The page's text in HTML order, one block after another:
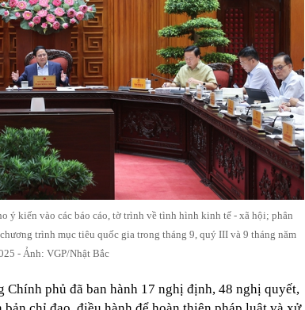
ý kiến vào các báo cáo, tờ trình về tình hình kinh tế - xã hội; phân
trình mục tiêu quốc gia trong tháng 9, quý III và 9 tháng năm
- Ảnh: VGP/Nhật Bắc
Chính phủ đã ban hành 17 nghị định, 48 nghị quyết,